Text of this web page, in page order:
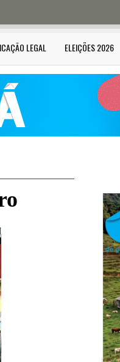
LEGAL ELEIÇÕES 2026